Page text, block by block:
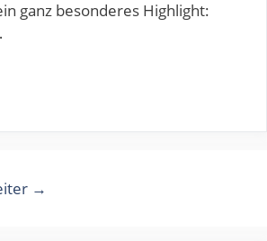
ganz besonderes Highlight:
→